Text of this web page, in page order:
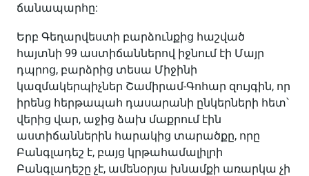
ճանապարհը:
Երբ Գեղարվեստի բարձունքից հաշված
հայտնի 99 աստիճաններով իջնում էի Մայր
դպրոց, բարձրից տեսա Միջինի
կազմակերպիչներ Շամիրամ-Գոհար զույգին, որ
իրենց հերթապահ դասարանի ընկերների հետ՝
վերից վար, աջից ձախ մաքրում էին
աստիճաններին հարակից տարածքը, որը
Բանգլադեշ է, բայց կրթահամալիլրի
Բանգլադեշը չէ, ամենօրյա խնամքի առարկա չի